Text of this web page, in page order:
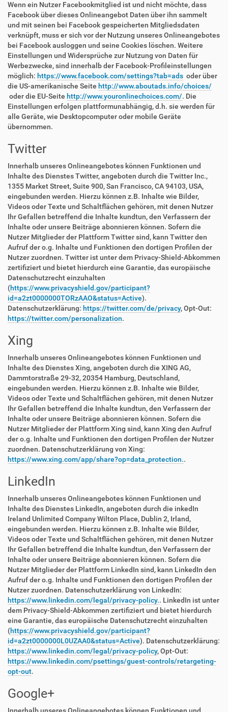
Wenn ein Nutzer Facebookmitglied ist und nicht möchte, dass
Facebook über dieses Onlineangebot Daten über ihn sammelt
und mit seinen bei Facebook gespeicherten Mitgliedsdaten
verknüpft, muss er sich vor der Nutzung unseres Onlineangebotes
bei Facebook ausloggen und seine Cookies löschen. Weitere
Einstellungen und Widersprüche zur Nutzung von Daten für
Werbezwecke, sind innerhalb der Facebook-Profileinstellungen
möglich: https://www.facebook.com/settings?tab=ads oder über
die US-amerikanische Seite http://www.aboutads.info/choices/
oder die EU-Seite http://www.youronlinechoices.com/. Die
Einstellungen erfolgen plattformunabhängig, d.h. sie werden für
alle Geräte, wie Desktopcomputer oder mobile Geräte
übernommen.
Twitter
Innerhalb unseres Onlineangebotes können Funktionen und
Inhalte des Dienstes Twitter, angeboten durch die Twitter Inc.,
1355 Market Street, Suite 900, San Francisco, CA 94103, USA,
eingebunden werden. Hierzu können z.B. Inhalte wie Bilder,
Videos oder Texte und Schaltflächen gehören, mit denen Nutzer
Ihr Gefallen betreffend die Inhalte kundtun, den Verfassern der
Inhalte oder unsere Beiträge abonnieren können. Sofern die
Nutzer Mitglieder der Plattform Twitter sind, kann Twitter den
Aufruf der o.g. Inhalte und Funktionen den dortigen Profilen der
Nutzer zuordnen. Twitter ist unter dem Privacy-Shield-Abkommen
zertifiziert und bietet hierdurch eine Garantie, das europäische
Datenschutzrecht einzuhalten
(https://www.privacyshield.gov/participant?
id=a2zt0000000TORzAAO&status=Active).
Datenschutzerklärung: https://twitter.com/de/privacy, Opt-Out:
https://twitter.com/personalization.
Xing
Innerhalb unseres Onlineangebotes können Funktionen und
Inhalte des Dienstes Xing, angeboten durch die XING AG,
Dammtorstraße 29-32, 20354 Hamburg, Deutschland,
eingebunden werden. Hierzu können z.B. Inhalte wie Bilder,
Videos oder Texte und Schaltflächen gehören, mit denen Nutzer
Ihr Gefallen betreffend die Inhalte kundtun, den Verfassern der
Inhalte oder unsere Beiträge abonnieren können. Sofern die
Nutzer Mitglieder der Plattform Xing sind, kann Xing den Aufruf
der o.g. Inhalte und Funktionen den dortigen Profilen der Nutzer
zuordnen. Datenschutzerklärung von Xing:
https://www.xing.com/app/share?op=data_protection..
LinkedIn
Innerhalb unseres Onlineangebotes können Funktionen und
Inhalte des Dienstes LinkedIn, angeboten durch die inkedIn
Ireland Unlimited Company Wilton Place, Dublin 2, Irland,
eingebunden werden. Hierzu können z.B. Inhalte wie Bilder,
Videos oder Texte und Schaltflächen gehören, mit denen Nutzer
Ihr Gefallen betreffend die Inhalte kundtun, den Verfassern der
Inhalte oder unsere Beiträge abonnieren können. Sofern die
Nutzer Mitglieder der Plattform LinkedIn sind, kann LinkedIn den
Aufruf der o.g. Inhalte und Funktionen den dortigen Profilen der
Nutzer zuordnen. Datenschutzerklärung von LinkedIn:
https://www.linkedin.com/legal/privacy-policy.. LinkedIn ist unter
dem Privacy-Shield-Abkommen zertifiziert und bietet hierdurch
eine Garantie, das europäische Datenschutzrecht einzuhalten
(https://www.privacyshield.gov/participant?
id=a2zt0000000L0UZAA0&status=Active). Datenschutzerklärung:
https://www.linkedin.com/legal/privacy-policy, Opt-Out:
https://www.linkedin.com/psettings/guest-controls/retargeting-
opt-out.
Google+